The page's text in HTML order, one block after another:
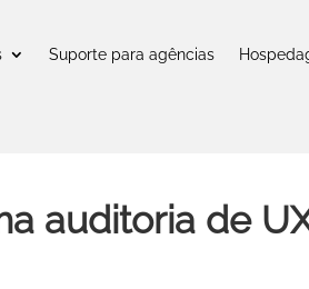
Suporte para agências
auditoria de